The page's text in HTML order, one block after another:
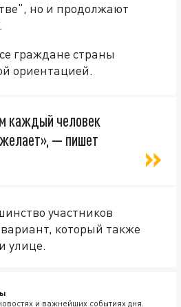
но и продолжают
граждане страны
ориентацией.
каждый человек
— пишет
участников
который также
улице.
и важнейших событиях дня.